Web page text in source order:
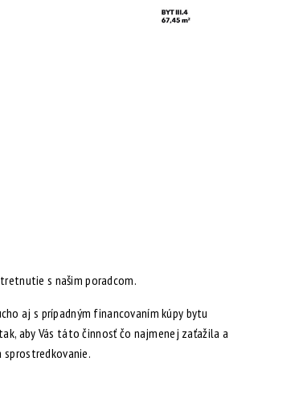
s našim poradcom.
aj s prípadným financovaním kúpy bytu
aby Vás táto činnosť čo najmenej zaťažila a